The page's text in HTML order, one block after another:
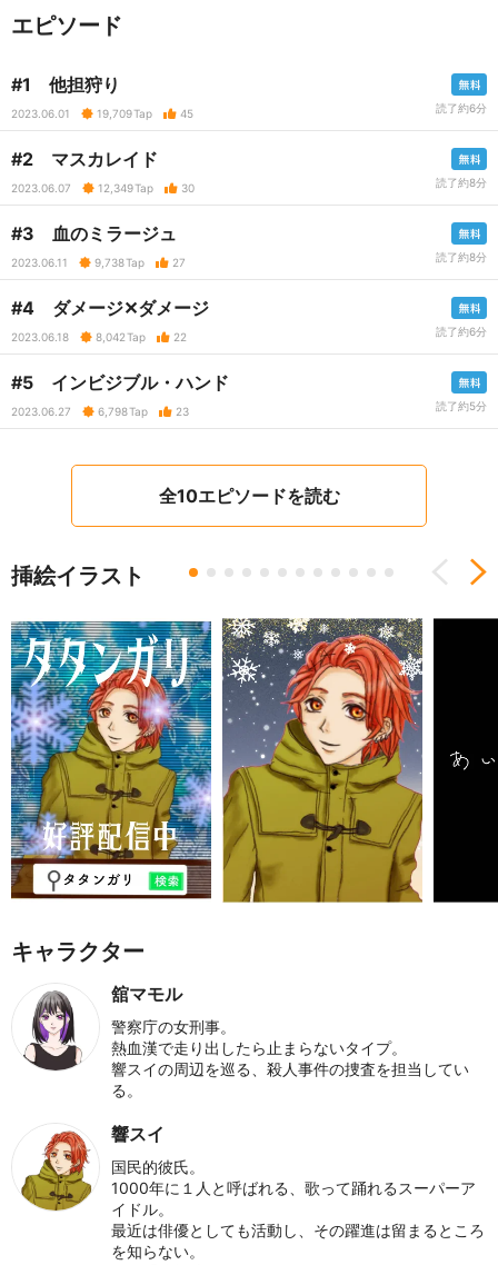
エピソード
#1 他担狩り
2023.06.01 19,709Tap 45 読了約6分
#2 マスカレイド
2023.06.07 12,349Tap 30 読了約8分
#3 血のミラージュ
2023.06.11 9,738Tap 27 読了約8分
#4 ダメージ✕ダメージ
2023.06.18 8,042Tap 22 読了約6分
#5 インビジブル・ハンド
2023.06.27 6,798Tap 23 読了約5分
全10エピソードを読む
挿絵イラスト Previous
キャラクター
舘マモル
警察庁の女刑事。
熱血漢で走り出したら止まらないタイプ。
響スイの周辺を巡る、殺人事件の捜査を担当してい
る。
響スイ
国民的彼氏。
1000年に１人と呼ばれる、歌って踊れるスーパーア
イドル。
最近は俳優としても活動し、その躍進は留まるところ
を知らない。